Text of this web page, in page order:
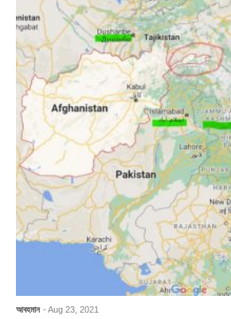
আবহমান - Aug 23, 2021